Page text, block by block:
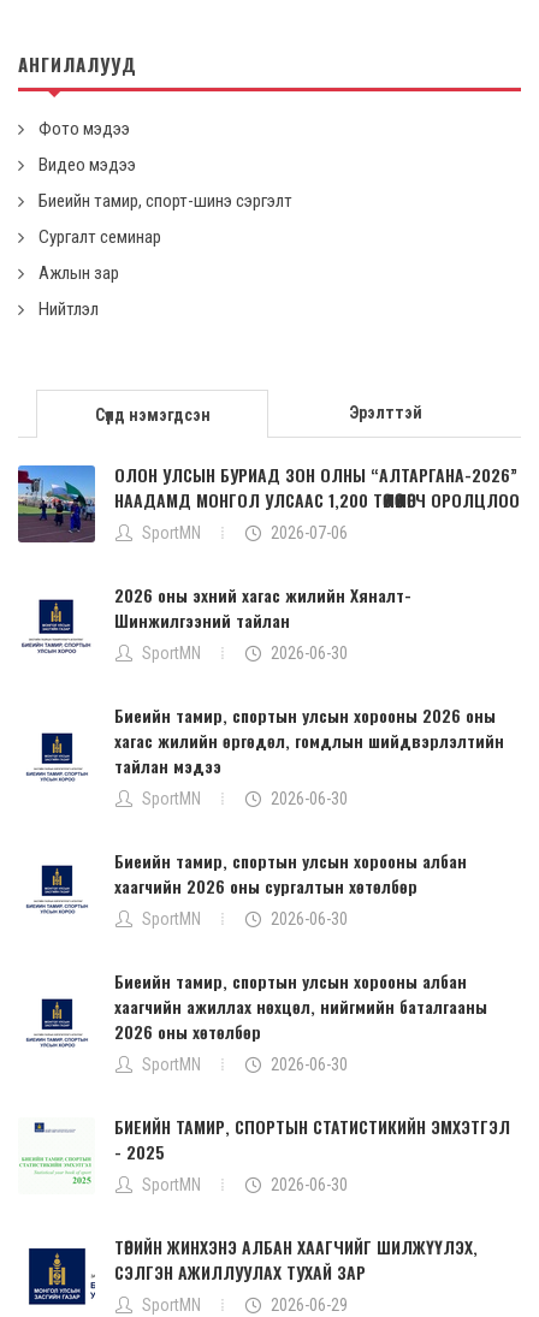
АНГИЛАЛУУД
Фото мэдээ
Видео мэдээ
Биеийн тамир, спорт-шинэ сэргэлт
Сургалт семинар
Ажлын зар
Нийтлэл
Сүүлд нэмэгдсэн Эрэлттэй
ОЛОН УЛСЫН БУРИАД ЗОН ОЛНЫ “АЛТАРГАНА-2026”
НААДАМД МОНГОЛ УЛСААС 1,200 ТӨЛӨӨЛӨГЧ ОРОЛЦЛОО
SportMN 2026-07-06
2026 оны эхний хагас жилийн Хяналт-
Шинжилгээний тайлан
SportMN 2026-06-30
Биеийн тамир, спортын улсын хорооны 2026 оны
хагас жилийн өргөдөл, гомдлын шийдвэрлэлтийн
тайлан мэдээ
SportMN 2026-06-30
Биеийн тамир, спортын улсын хорооны албан
хаагчийн 2026 оны сургалтын хөтөлбөр
SportMN 2026-06-30
Биеийн тамир, спортын улсын хорооны албан
хаагчийн ажиллах нөхцөл, нийгмийн баталгааны
2026 оны хөтөлбөр
SportMN 2026-06-30
БИЕИЙН ТАМИР, СПОРТЫН СТАТИСТИКИЙН ЭМХЭТГЭЛ
- 2025
SportMN 2026-06-30
ТӨРИЙН ЖИНХЭНЭ АЛБАН ХААГЧИЙГ ШИЛЖҮҮЛЭХ,
СЭЛГЭН АЖИЛЛУУЛАХ ТУХАЙ ЗАР
SportMN 2026-06-29